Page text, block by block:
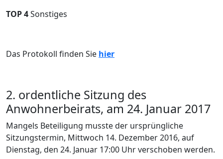
TOP 4Sonstiges
Das Protokoll finden Sie hier
2. ordentliche Sitzung des
Anwohnerbeirats, am 24. Januar 2017
Mangels Beteiligung musste der ursprüngliche
Sitzungstermin, Mittwoch 14. Dezember 2016, auf
Dienstag, den 24. Januar 17:00 Uhr verschoben werden.